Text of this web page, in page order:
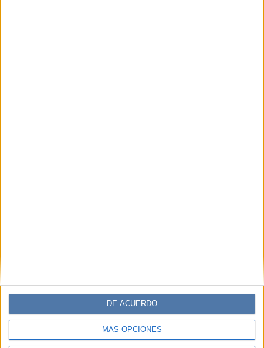
MÁS OPCIONES
DE ACUERDO